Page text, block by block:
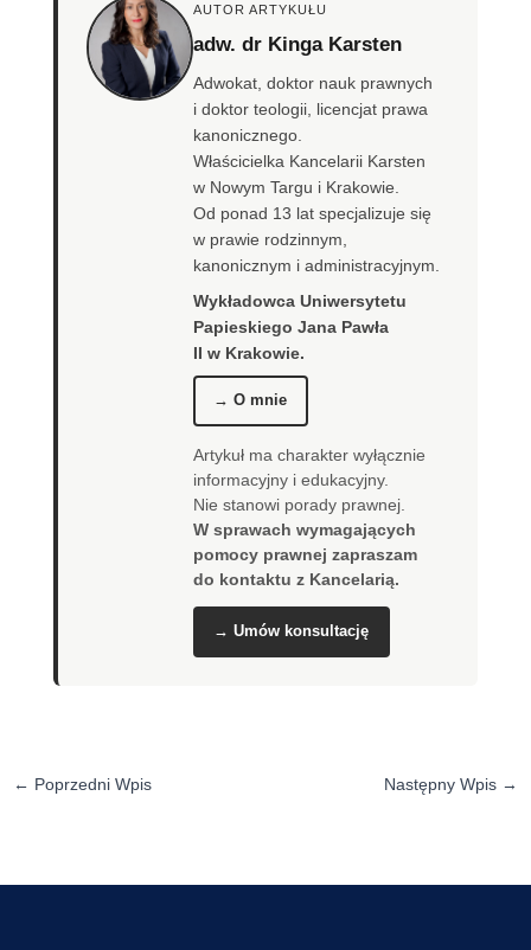
AUTOR ARTYKUŁU
adw. dr Kinga Karsten
Adwokat, doktor nauk prawnych
i doktor teologii, licencjat prawa
kanonicznego.
Właścicielka Kancelarii Karsten
w Nowym Targu i Krakowie.
Od ponad 13 lat specjalizuje się
w prawie rodzinnym,
kanonicznym i administracyjnym.
Wykładowca Uniwersytetu
Papieskiego Jana Pawła
II w Krakowie.
→ O mnie
Artykuł ma charakter wyłącznie
informacyjny i edukacyjny.
Nie stanowi porady prawnej.
W sprawach wymagających
pomocy prawnej zapraszam
do kontaktu z Kancelarią.
→ Umów konsultację
← Poprzedni Wpis Następny Wpis →